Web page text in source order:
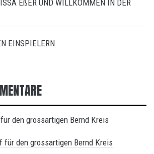
EßER UND WILLKOMMEN IN DER
EINSPIELERN
den grossartigen Bernd Kreis
für den grossartigen Bernd Kreis